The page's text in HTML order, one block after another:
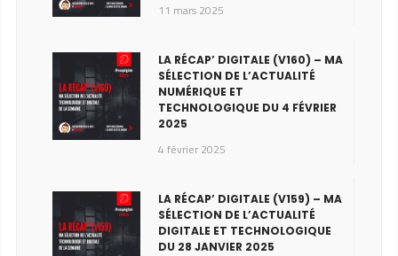
11 mars 2025
LA RÉCAP’ DIGITALE (V160) – MA
SÉLECTION DE L’ACTUALITÉ
NUMÉRIQUE ET
TECHNOLOGIQUE DU 4 FÉVRIER
2025
4 février 2025
LA RÉCAP’ DIGITALE (V159) – MA
SÉLECTION DE L’ACTUALITÉ
DIGITALE ET TECHNOLOGIQUE
DU 28 JANVIER 2025